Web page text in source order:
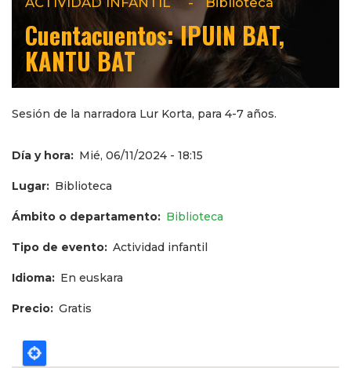
Cuentacuentos: IPUIN BAT,
KANTU BAT
Sesión de la narradora Lur Korta, para 4-7 años.
Día y hora Mié, 06/11/2024 - 18:15
Lugar Biblioteca
Ámbito o departamento Biblioteca
Tipo de evento Actividad infantil
Idioma En euskara
Precio Gratis